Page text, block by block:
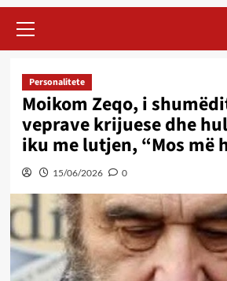
Menu
Personalitete
Moikom Zeqo, i
veprave krijuese dhe
iku me lutjen, “Mos më
15/06/2026 0